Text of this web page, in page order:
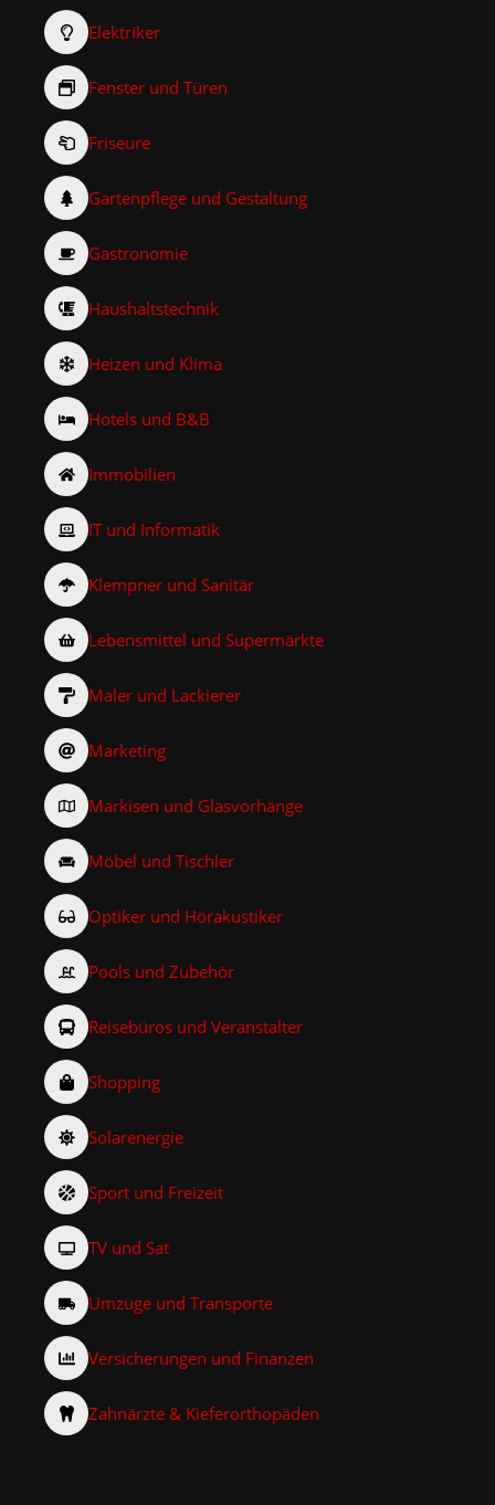
Elektriker
Fenster und Türen
Friseure
Gartenpflege und Gestaltung
Gastronomie
Haushaltstechnik
Heizen und Klima
Hotels und B&B
Immobilien
IT und Informatik
Klempner und Sanitär
Lebensmittel und Supermärkte
Maler und Lackierer
Marketing
Markisen und Glasvorhänge
Möbel und Tischler
Optiker und Hörakustiker
Pools und Zubehör
Reisebüros und Veranstalter
Shopping
Solarenergie
Sport und Freizeit
TV und Sat
Umzüge und Transporte
Versicherungen und Finanzen
Zahnärzte & Kieferorthopäden